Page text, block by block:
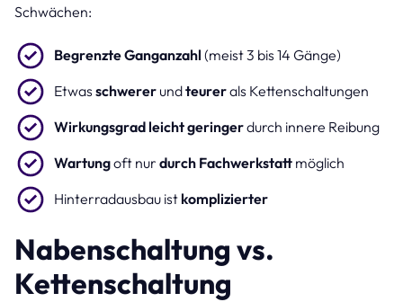
Schwächen:
Begrenzte Ganganzahl (meist 3 bis 14 Gänge)
Etwas schwerer undteurerals Kettenschaltungen
Wirkungsgrad leicht geringerdurch innere Reibung
Wartungoft nur durch Fachwerkstatt möglich
Hinterradausbau ist komplizierter
Nabenschaltung vs.
Kettenschaltung